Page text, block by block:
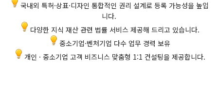
국내외 특허·상표·디자인 통합적인 권리 설계로 등록 가능성을 높입
니다.
다양한 지식 재산 관련 법률 서비스 제공해 드리고 있습니다.
중소기업·벤처기업 다수 업무 경력 보유
개인 · 중소기업 고객 비즈니스 맞춤형 1:1 컨설팅을 제공합니다.